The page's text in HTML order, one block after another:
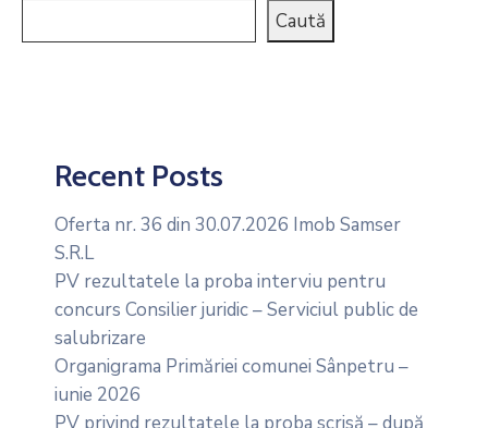
Caută
Recent Posts
Oferta nr. 36 din 30.07.2026 Imob Samser
S.R.L
PV rezultatele la proba interviu pentru
concurs Consilier juridic – Serviciul public de
salubrizare
Organigrama Primăriei comunei Sânpetru –
iunie 2026